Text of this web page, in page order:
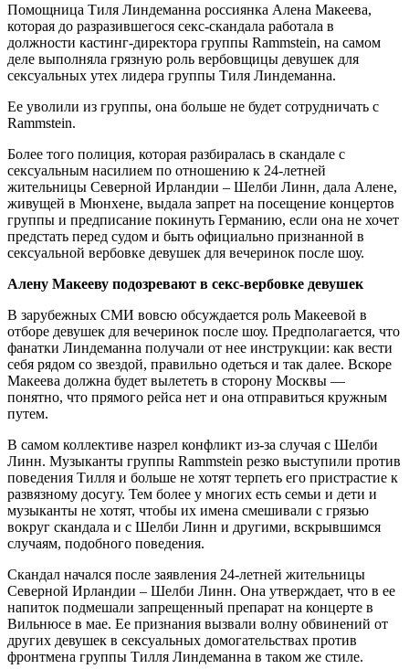
Помощница Тиля Линдеманна россиянка Алена Макеева,
которая до разразившегося секс-скандала работала в
должности кастинг-директора группы Rammstein, на самом
деле выполняла грязную роль вербовщицы девушек для
сексуальных утех лидера группы Тиля Линдеманна.
Ее уволили из группы, она больше не будет сотрудничать с
Rammstein.
Более того полиция, которая разбиралась в скандале с
сексуальным насилием по отношению к 24-летней
жительницы Северной Ирландии – Шелби Линн, дала Алене,
живущей в Мюнхене, выдала запрет на посещение концертов
группы и предписание покинуть Германию, если она не хочет
предстать перед судом и быть официально признанной в
сексуальной вербовке девушек для вечеринок после шоу.
Алену Макееву подозревают в секс-вербовке девушек
В зарубежных СМИ вовсю обсуждается роль Макеевой в
отборе девушек для вечеринок после шоу. Предполагается, что
фанатки Линдеманна получали от нее инструкции: как вести
себя рядом со звездой, правильно одеться и так далее. Вскоре
Макеева должна будет вылететь в сторону Москвы —
понятно, что прямого рейса нет и она отправиться кружным
путем.
В самом коллективе назрел конфликт из-за случая с Шелби
Линн. Музыканты группы Rammstein резко выступили против
поведения Тилля и больше не хотят терпеть его пристрастие к
развязному досугу. Тем более у многих есть семьи и дети и
музыканты не хотят, чтобы их имена смешивали с грязью
вокруг скандала и с Шелби Линн и другими, вскрывшимся
случаям, подобного поведения.
Скандал начался после заявления 24-летней жительницы
Северной Ирландии – Шелби Линн. Она утверждает, что в ее
напиток подмешали запрещенный препарат на концерте в
Вильнюсе в мае. Ее признания вызвали волну обвинений от
других девушек в сексуальных домогательствах против
фронтмена группы Тилля Линдеманна в таком же стиле.